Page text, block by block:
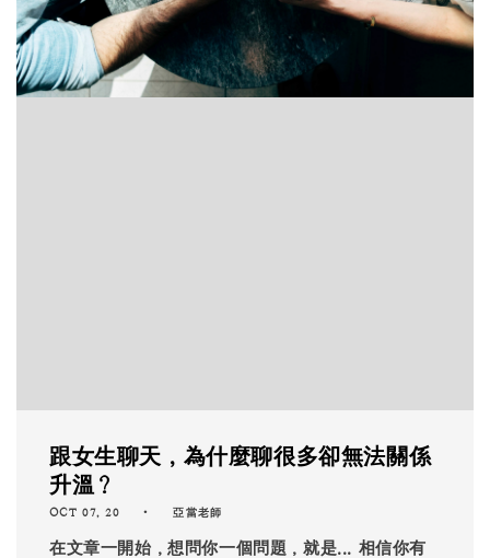
跟女生聊天，為什麼聊很多卻無法關係
升溫？
OCT 07, 20 亞當老師
在文章一開始，想問你一個問題，就是... 相信你有